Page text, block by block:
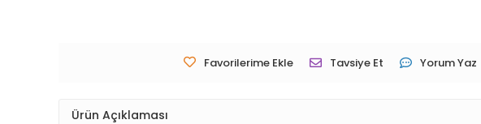
Favorilerime Ekle Tavsiye Et Yorum Yaz
Ürün Açıklaması